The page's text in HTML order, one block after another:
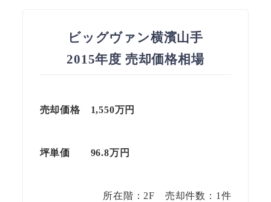
ビッグヴァン横濱山手
2015年度 売却価格相場
売却価格 1,550万円
坪単価 96.8万円
所在階：2F 売却件数：1件